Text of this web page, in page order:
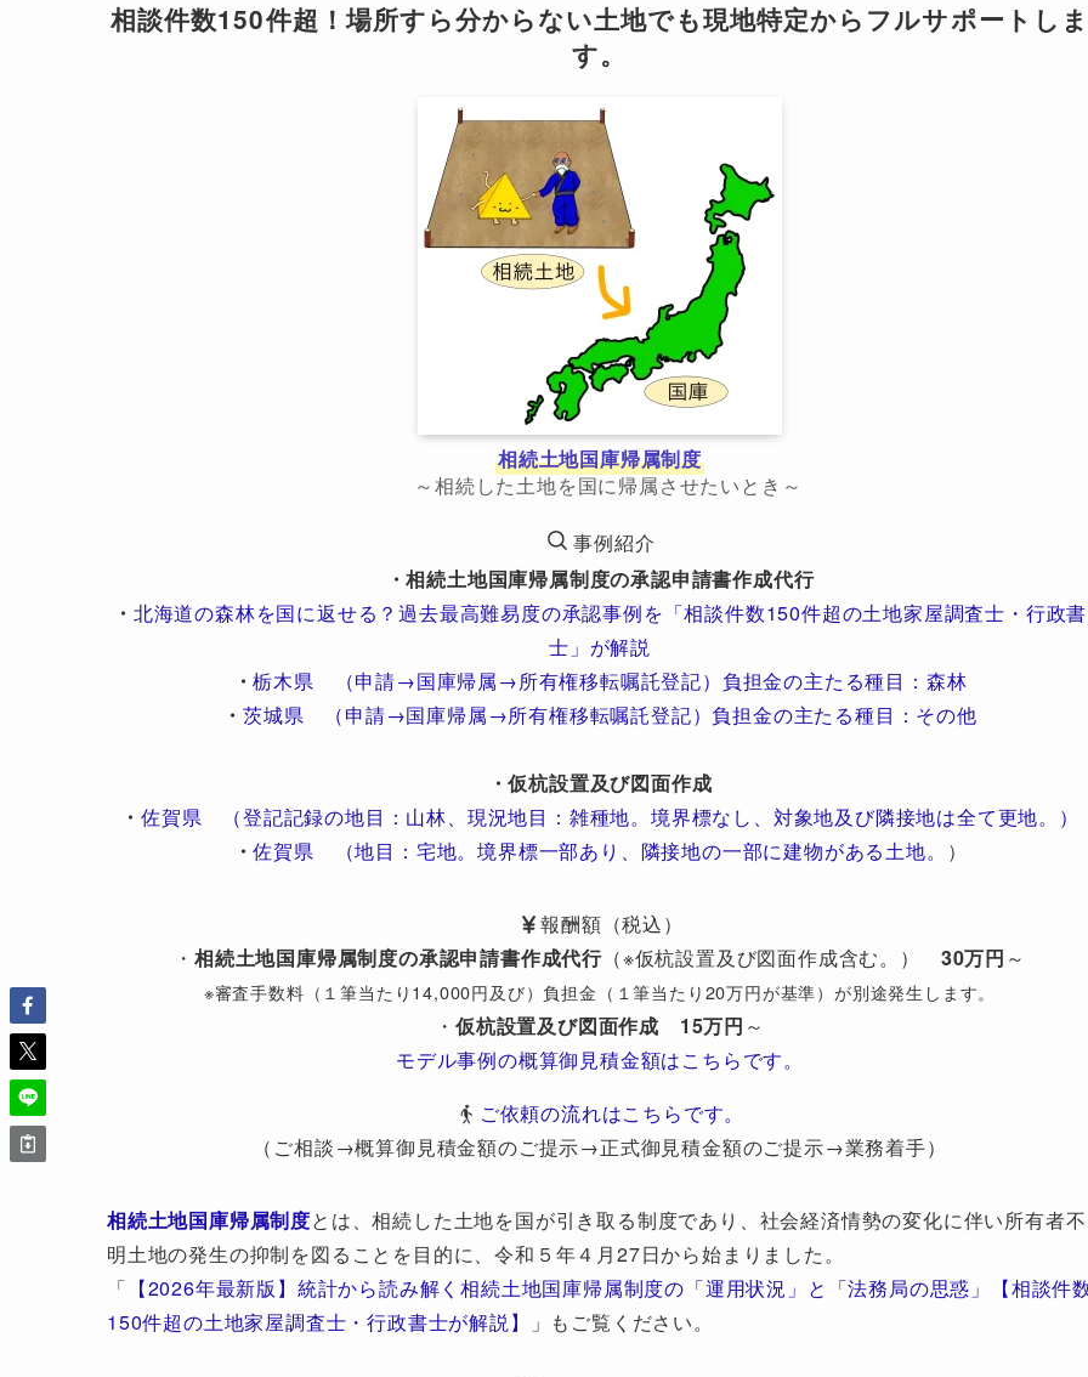
相談件数150件超！場所すら分からない土地でも現地特定からフルサポートしま
す。
相続土地国庫帰属制度
～相続した土地を国に帰属させたいとき～
事例紹介
・相続土地国庫帰属制度の承認申請書作成代行
・ 北海道の森林を国に返せる？過去最高難易度の承認事例を「相談件数150件超の土地家屋調査士・行政書
士」が解説
・栃木県 （申請→国庫帰属→所有権移転嘱託登記）負担金の主たる種目：森林
・ 茨城県 （申請→国庫帰属→所有権移転嘱託登記）負担金の主たる種目：その他
・仮杭設置及び図面作成
・ 佐賀県 （登記記録の地目：山林、現況地目：雑種地。境界標なし、対象地及び隣接地は全て更地。）
・佐賀県 （地目：宅地。境界標一部あり、隣接地の一部に建物がある土地。 ）
報酬額（税込）
・相続土地国庫帰属制度の承認申請書作成代行 （※仮杭設置及び図面作成含む。） 30万円 ～
※審査手数料（１筆当たり14,000円及び）負担金（１筆当たり20万円が基準）が別途発生します。
・ 仮杭設置及び図面作成 15万円 ～
モデル事例の概算御見積金額はこちらです。
ご依頼の流れはこちらです。
（ご相談→概算御見積金額のご提示→正式御見積金額のご提示→業務着手）
相続土地国庫帰属制度とは、相続した土地を国が引き取る制度であり、社会経済情勢の変化に伴い所有者不
明土地の発生の抑制を図ることを目的に、令和５年４月27日から始まりました。
「 【2026年最新版】統計から読み解く相続土地国庫帰属制度の「運用状況」と「法務局の思惑」【相談件
150件超の土地家屋調査士・行政書士が解説】
」もご覧ください。